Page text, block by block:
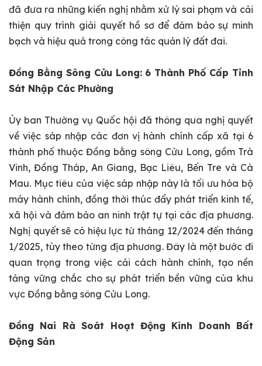
đã đưa ra những kiến nghị nhằm xử lý sai phạm và cải
thiện quy trình giải quyết hồ sơ để đảm bảo sự minh
bạch và hiệu quả trong công tác quản lý đất đai.
Đồng Bằng Sông Cửu Long: 6 Thành Phố Cấp Tỉnh
Sát Nhập Các Phường
Ủy ban Thường vụ Quốc hội đã thông qua nghị quyết
về việc sáp nhập các đơn vị hành chính cấp xã tại 6
thành phố thuộc Đồng bằng sông Cửu Long, gồm Trà
Vinh, Đồng Tháp, An Giang, Bạc Liêu, Bến Tre và Cà
Mau. Mục tiêu của việc sáp nhập này là tối ưu hóa bộ
máy hành chính, đồng thời thúc đẩy phát triển kinh tế,
xã hội và đảm bảo an ninh trật tự tại các địa phương.
Nghị quyết sẽ có hiệu lực từ tháng 12/2024 đến tháng
1/2025, tùy theo từng địa phương. Đây là một bước đi
quan trọng trong việc cải cách hành chính, tạo nền
tảng vững chắc cho sự phát triển bền vững của khu
vực Đồng bằng sông Cửu Long.
Đồng Nai Rà Soát Hoạt Động Kinh Doanh Bất
Động Sản